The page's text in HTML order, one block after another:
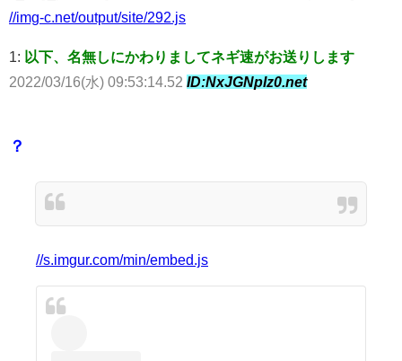
//img-c.net/output/site/292.js
1: 以下、名無しにかわりましてネギ速がお送りします
2022/03/16(水) 09:53:14.52 ID:NxJGNpIz0.net
？
//s.imgur.com/min/embed.js